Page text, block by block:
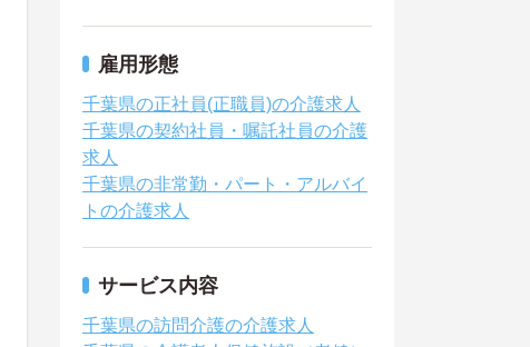
雇用形態
千葉県の正社員(正職員)の介護求人
千葉県の契約社員・嘱託社員の介護
求人
千葉県の非常勤・パート・アルバイ
トの介護求人
サービス内容
千葉県の訪問介護の介護求人